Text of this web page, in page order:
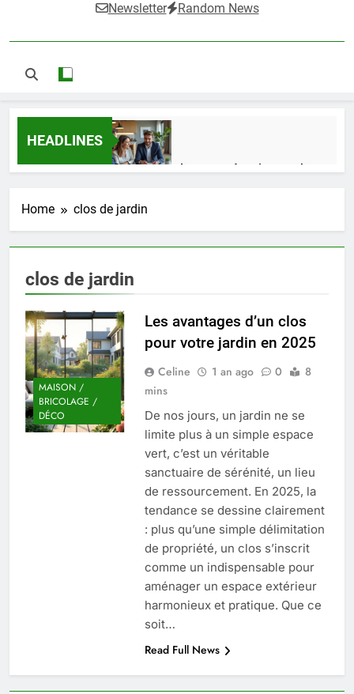
Newsletter Random News
HEADLINES
Guide complet pour réussir un achat
1 Semaine Ago
impact dans le domaine médical
4 Mois Ago
Quel est le salaire de Myriam Seurat en
2025 ?
4 Mois Ago
Okrami : comprendre ses
fonctionnalités clés et avantages
4 Mois Ago
Découvrez notre test d’orientation
gratuit spécialement conçu pour
collégiens et lycéens
4 Mois Ago
Liste complète des marques
rezoactif.com à connaître en 2025
Home clos de jardin
clos de jardin
MAISON /
BRICOLAGE /
DÉCO
Les avantages d’un clos
pour votre jardin en 2025
Celine 1 an ago 0
8
mins
De nos jours, un jardin ne se
limite plus à un simple espace
vert, c’est un véritable
sanctuaire de sérénité, un lieu
de ressourcement. En 2025, la
tendance se dessine clairement
: plus qu’une simple délimitation
de propriété, un clos s’inscrit
comme un indispensable pour
aménager un espace extérieur
harmonieux et pratique. Que ce
soit…
Read Full News